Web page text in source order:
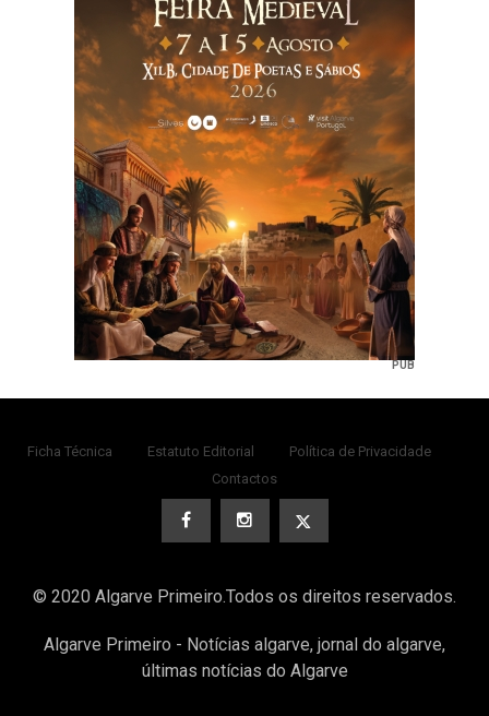
PUB
Ficha Técnica Estatuto Editorial
Política de Privacidade
Contactos
© 2020 Algarve Primeiro.Todos os direitos reservados.
Algarve Primeiro - Notícias algarve, jornal do algarve,
últimas notícias do Algarve